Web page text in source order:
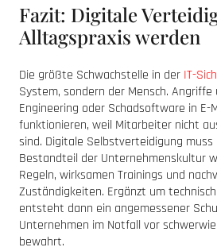
Fazit: Digitale
Alltagspraxis werden
Die größte Schwachstelle in der IT-
System, sondern der Mensch. Angriffe
Engineering oder Schadsoftware in E-
funktionieren, weil Mitarbeiter nicht
sind. Digitale Selbstverteidigung
Bestandteil der Unternehmenskultur
Regeln, wirksamen Trainings und
Zuständigkeiten. Ergänzt um
entsteht dann ein angemessener
Unternehmen im Notfall vor
bewahrt.